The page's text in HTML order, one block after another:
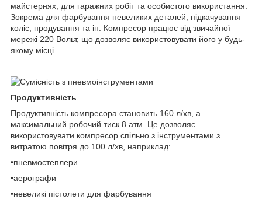
майстернях, для гаражних робіт та особистого використання.
Зокрема для фарбування невеликих деталей, підкачування
коліс, продування та ін. Компресор працює від звичайної
мережі 220 Вольт, що дозволяє використовувати його у будь-
якому місці.
Продуктивність
Продуктивність компресора становить 160 л/хв, а
максимальний робочий тиск 8 атм. Це дозволяє
використовувати компресор спільно з інструментами з
витратою повітря до 100 л/хв, наприклад:
•пневмостеплери
•аерографи
•невеликі пістолети для фарбування